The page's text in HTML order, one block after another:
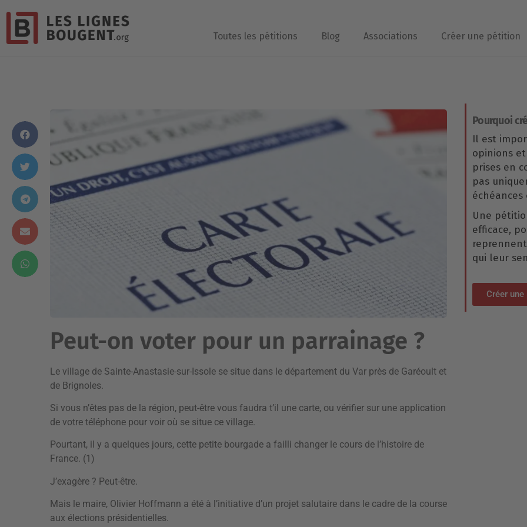
Toutes les pétitions Blog Associations Créer une pétition
Peut-on voter pour un parrainage ?
Le village de Sainte-Anastasie-sur-Issole se situe dans le département du Var près de Garéoult et
de Brignoles.
Si vous n’êtes pas de la région, peut-être vous faudra t’il une carte, ou vérifier sur une application
de votre téléphone pour voir où se situe ce village.
Pourtant, il y a quelques jours, cette petite bourgade a failli changer le cours de l’histoire de
France. (1)
J’exagère ? Peut-être.
Mais le maire, Olivier Hoffmann a été à l’initiative d’un projet salutaire dans le cadre de la course
aux élections présidentielles.
Pourquoi
Il est
opinions
prises en
pas
Une
efficace,
qui leur
Créer